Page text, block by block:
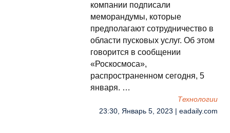
компании подписали
меморандумы, которые
предполагают сотрудничество в
области пусковых услуг. Об этом
говорится в сообщении
«Роскосмоса»,
распространенном сегодня, 5
января. …
Технологии
23:30, Январь 5, 2023 | eadaily.com